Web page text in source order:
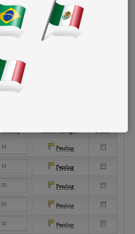
in questo elenco, al
MX che assomiglia a